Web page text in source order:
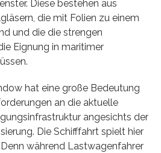
Diese bestehen aus
die mit Folien zu einem
und die die strengen
Eignung in maritimer
hat eine große Bedeutung
an die aktuelle
angesichts der
Die Schifffahrt spielt hier
während Lastwagenfahrer